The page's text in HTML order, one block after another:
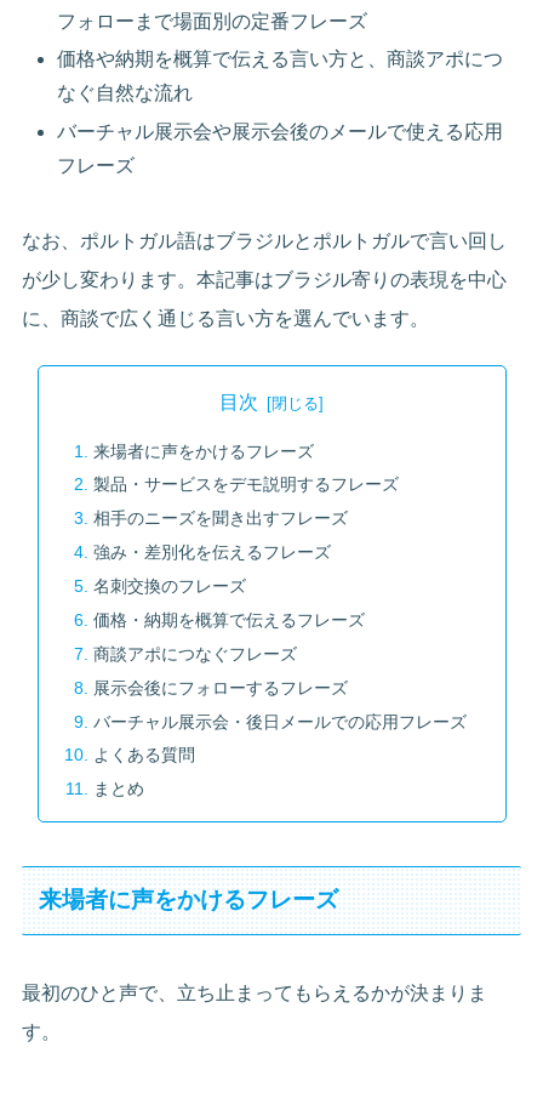
フォローまで場面別の定番フレーズ
価格や納期を概算で伝える言い方と、商談アポにつ
なぐ自然な流れ
バーチャル展示会や展示会後のメールで使える応用
フレーズ
なお、ポルトガル語はブラジルとポルトガルで言い回し
が少し変わります。本記事はブラジル寄りの表現を中心
に、商談で広く通じる言い方を選んでいます。
目次
来場者に声をかけるフレーズ
製品・サービスをデモ説明するフレーズ
相手のニーズを聞き出すフレーズ
強み・差別化を伝えるフレーズ
名刺交換のフレーズ
価格・納期を概算で伝えるフレーズ
商談アポにつなぐフレーズ
展示会後にフォローするフレーズ
バーチャル展示会・後日メールでの応用フレーズ
よくある質問
まとめ
来場者に声をかけるフレーズ
最初のひと声で、立ち止まってもらえるかが決まりま
す。